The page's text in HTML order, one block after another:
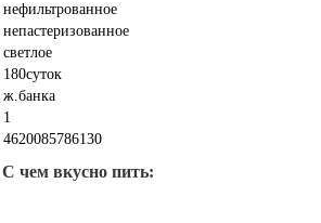
нефильтрованное
непастеризованное
светлое
180суток
ж.банка
1
4620085786130
С чем вкусно пить: